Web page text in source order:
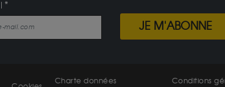
JE M'ABONNE
Charte données
Conditions